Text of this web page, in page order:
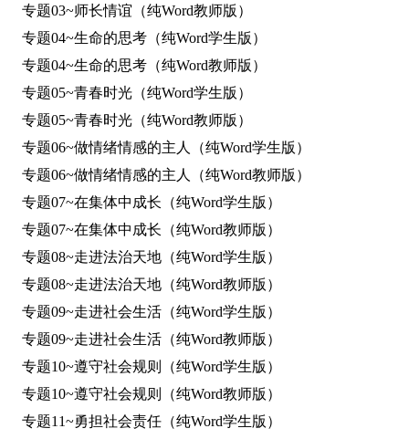
专题03~师长情谊（纯Word教师版）
专题04~生命的思考（纯Word学生版）
专题04~生命的思考（纯Word教师版）
专题05~青春时光（纯Word学生版）
专题05~青春时光（纯Word教师版）
专题06~做情绪情感的主人（纯Word学生版）
专题06~做情绪情感的主人（纯Word教师版）
专题07~在集体中成长（纯Word学生版）
专题07~在集体中成长（纯Word教师版）
专题08~走进法治天地（纯Word学生版）
专题08~走进法治天地（纯Word教师版）
专题09~走进社会生活（纯Word学生版）
专题09~走进社会生活（纯Word教师版）
专题10~遵守社会规则（纯Word学生版）
专题10~遵守社会规则（纯Word教师版）
专题11~勇担社会责任（纯Word学生版）